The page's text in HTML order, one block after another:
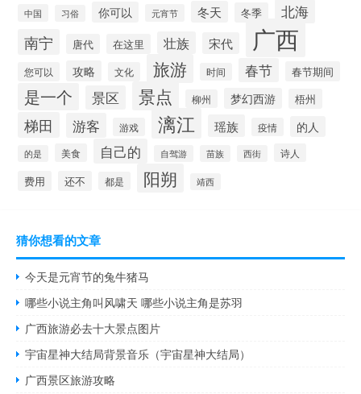
中国 习俗 你可以 元宵节 冬天 冬季 北海
南宁 唐代 在这里 壮族 宋代 广西
您可以 攻略 文化 旅游 时间 春节 春节期间
是一个 景区 景点 柳州 梦幻西游 梧州
梯田 游客 游戏 漓江 瑶族 疫情 的人
的是 美食 自己的 自驾游 苗族 西街 诗人
费用 还不 都是 阳朔 靖西
猜你想看的文章
今天是元宵节的兔牛猪马
哪些小说主角叫风啸天 哪些小说主角是苏羽
广西旅游必去十大景点图片
宇宙星神大结局背景音乐（宇宙星神大结局）
广西景区旅游攻略